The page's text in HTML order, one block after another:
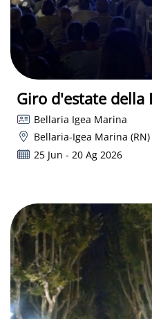
Giro d'estate della
Bellaria Igea Marina
Bellaria-Igea Marina (RN)
25 Jun - 20 Ag 2026